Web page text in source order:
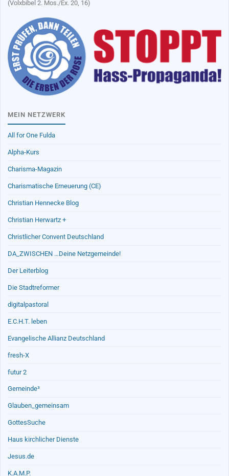
(Volxbibel 2. Mos./Ex. 20, 16)
MEIN NETZWERK
All for One Fulda
Alpha-Kurs
Charisma-Magazin
Charismatische Erneuerung (CE)
Christian Hennecke Blog
Christian Herwartz +
Christlicher Convent Deutschland
DA_ZWISCHEN …Deine Netzgemeinde!
Der Leiterblog
Die Stadtreformer
digitalpastoral
E.C.H.T. leben
Evangelische Allianz Deutschland
fresh-X
futur 2
Gemeinde³
Glauben_gemeinsam
GottesSuche
Haus kirchlicher Dienste
Jesus.de
K.A.M.P.